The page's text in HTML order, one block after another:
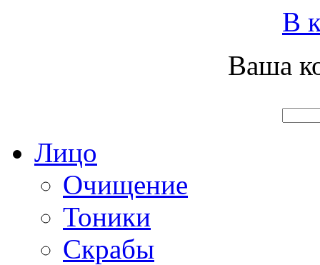
В
Ваша
Лицо
Очищение
Тоники
Скрабы